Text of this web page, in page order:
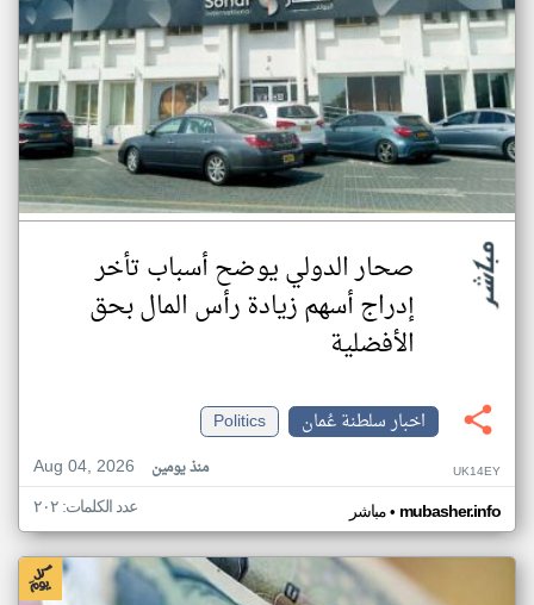
صحار الدولي يوضح أسباب تأخر
إدراج أسهم زيادة رأس المال بحق
الأفضلية
اخبار سلطنة عُمان
Politics
Aug 04, 2026
منذ يومين UK14EY
مباشر• mubasher.info عدد الكلمات: ٢٠٢